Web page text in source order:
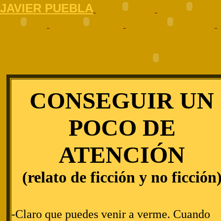
JAVIER PUEBLA
CONSEGUIR UN
POCO DE
ATENCIÓN
(relato de ficción y no
-Claro que puedes venir a verme. Cuando